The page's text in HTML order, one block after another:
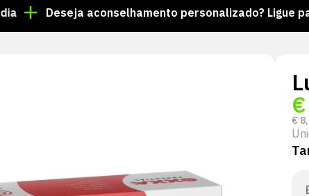
Deseja aconselhamento personalizado? Ligue para o
€
€